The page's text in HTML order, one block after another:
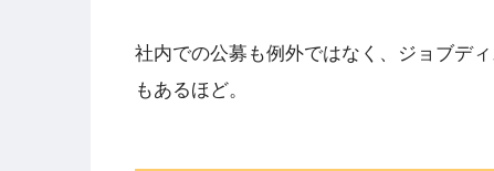
社内での公募も例外ではなく、ジョブデ
もあるほど。